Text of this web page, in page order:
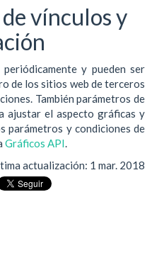
vínculos y
y pueden ser
de los sitios web de terceros
También parámetros de
ajustar el aspecto gráficas y
parámetros y condiciones de
Gráficos API.
actualización: 1 mar. 2018